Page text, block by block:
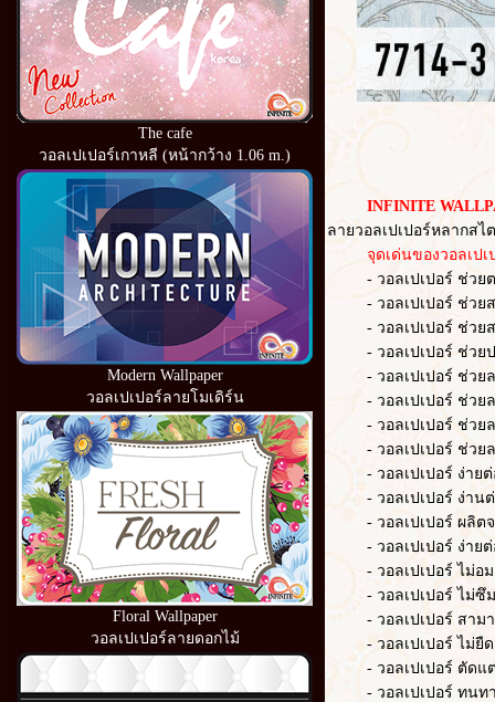
The cafe
วอลเปเปอร์เกาหลี (หน้ากว้าง 1.06 m.)
Modern Wallpaper
วอลเปเปอร์ลายโมเดิร์น
Floral Wallpaper
วอลเปเปอร์ลายดอกไม้
INFINITE
ลายวอลเปเปอร์หลากส
จุดเด่นของวอลเปเป
- วอลเปเปอร์ ช่วยต
- วอลเปเปอร์ ช่วยสร้
- วอลเปเปอร์ ช่วยส
- วอลเปเปอร์ ช่วยป
- วอลเปเปอร์ ช่วยลด
- วอลเปเปอร์ ช่วยลด
- วอลเปเปอร์ ช่วยล
- วอลเปเปอร์ ช่วยลด
- วอลเปเปอร์ ง่ายต่
- วอลเปเปอร์ ง่านต่
- วอลเปเปอร์ ผลิตจ
- วอลเปเปอร์ ง่ายต่
- วอลเปเปอร์ ไม่อ
- วอลเปเปอร์ ไม่ซึ
- วอลเปเปอร์ สามาร
- วอลเปเปอร์ ไม่ยืด
- วอลเปเปอร์ ตัดแต่
- วอลเปเปอร์ ทนท